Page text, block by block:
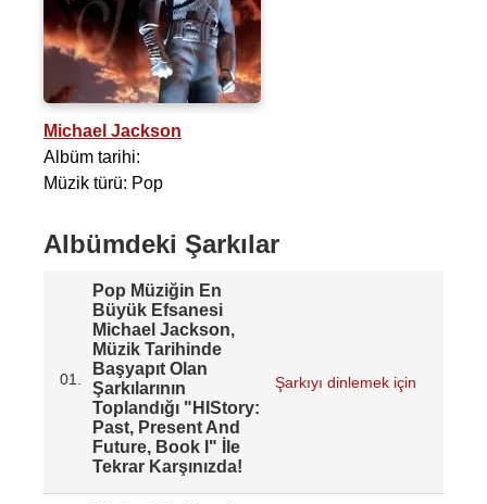
Michael Jackson
Albüm tarihi:
Müzik türü: Pop
Albümdeki Şarkılar
01.
Pop Müziğin En
Büyük Efsanesi
Michael Jackson,
Müzik Tarihinde
Başyapıt Olan
Şarkılarının
Toplandığı "HIStory:
Past, Present And
Future, Book I" İle
Tekrar Karşınızda!
Şarkıyı dinlemek için